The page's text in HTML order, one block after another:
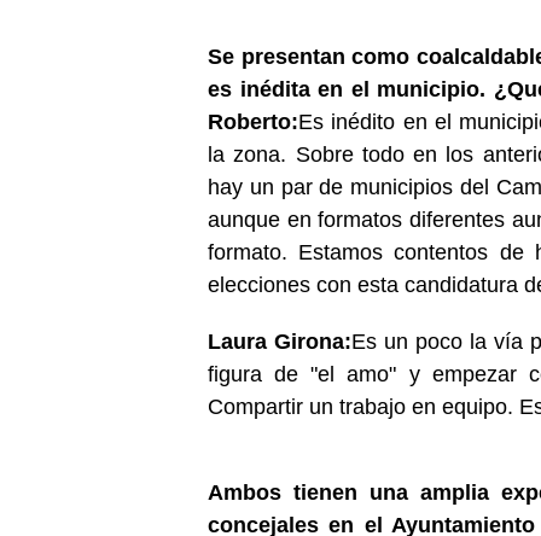
Se presentan como
es inédita en el municipio.
Roberto:Es inédito en el
la zona. Sobre todo en los
hay un par de municipios del
aunque en formatos diferentes
formato. Estamos contentos
elecciones con esta candidatura
Laura Girona:Es un poco la vía
figura de "el amo" y empezar
Compartir un trabajo en equipo.
Ambos tienen una amplia
concejales en el